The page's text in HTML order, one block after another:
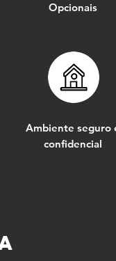
Opcionais
Ambiente seguro
confidencial